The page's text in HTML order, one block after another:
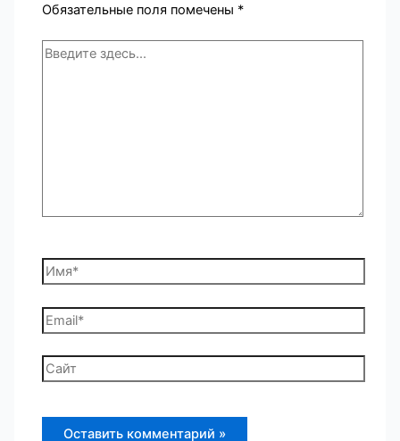
Обязательные поля помечены *
Введите
Имя*
Email*
Сайт